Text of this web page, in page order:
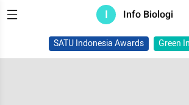
I Info Biologi
SATU Indonesia Awards Green